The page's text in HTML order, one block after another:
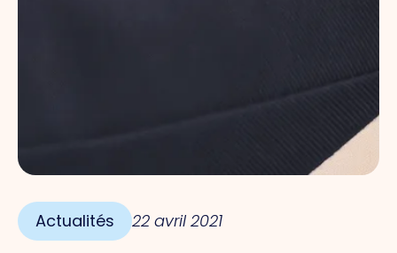
Actualités 22 avril 2021